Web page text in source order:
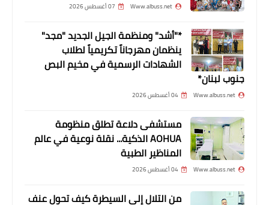
محطات
أنصار الله تزور حركة أمل في إقليم جبل
عامل.
Www.albuss.net 07 أغسطس 2026
*"أشد" ومنظمة الجيل الجديد "مجد"
ينظمان مهرجاناً تكريمياً لطلاب
الشهادات الرسمية في مخيم البص
جنوب لبنان*
Www.albuss.net 04 أغسطس 2026
مستشفى دلاعة تطلق منظومة
AOHUA الذكية... نقلة نوعية في عالم
المناظير الطبية
Www.albuss.net 04 أغسطس 2026
من التلال إلى السيطرة كيف تحول عنف